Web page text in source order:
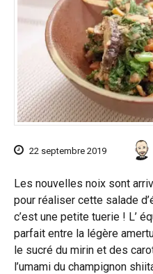
22 septembre 2019
Les nouvelles noix sont
pour réaliser cette salade
c’est une petite tuerie ! L’
parfait entre la légère
le sucré du mirin et des
l’umami du champignon